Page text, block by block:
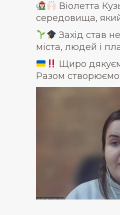
Віолетта
середовища,
Захід став
міста, людей і
Щиро
Разом